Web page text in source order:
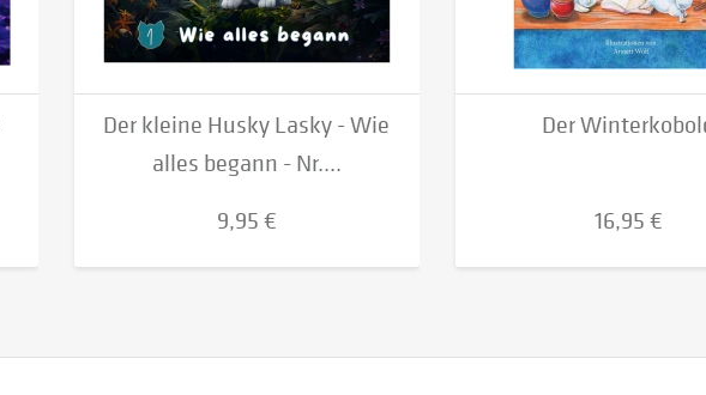
Der kleine Husky Lasky - Wie
alles begann - Nr....
9,95 €
Der
16,95 €